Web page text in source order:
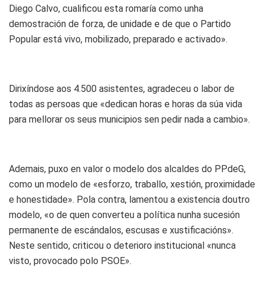
Diego Calvo, cualificou esta romaría como unha
demostración de forza, de unidade e de que o Partido
Popular está vivo, mobilizado, preparado e activado».
Dirixíndose aos 4.500 asistentes, agradeceu o labor de
todas as persoas que «dedican horas e horas da súa vida
para mellorar os seus municipios sen pedir nada a cambio».
Ademais, puxo en valor o modelo dos alcaldes do PPdeG,
como un modelo de «esforzo, traballo, xestión, proximidade
e honestidade». Pola contra, lamentou a existencia doutro
modelo, «o de quen converteu a política nunha sucesión
permanente de escándalos, escusas e xustificacións».
Neste sentido, criticou o deterioro institucional «nunca
visto, provocado polo PSOE».